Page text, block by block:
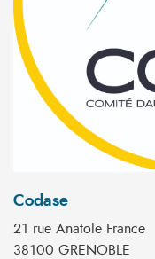
Codase
21 rue Anatole France
38100 GRENOBLE